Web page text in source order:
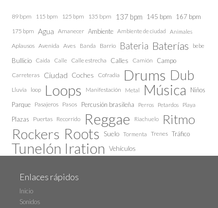
89 bpm 115 bpm 125 bpm 135 bpm 137 bpm 145 bpm 167 bpm
175 bpm Agua Amanecer Ambiente Ambiente de ciudad Animales
Aplausos Avenida Aves Banda Barrio Bateria Baterías bebe
Bullicio Caida Calle Calle estrecha Calles Camión Campo
Carreteras Ciudad Coches Cofradía Drums Dub
Lluvia loop Loops Manifestación Metal Música
Niños
Parque Pasajeros Pasos Percusión brasileña Perros Petardos Playa
Plazas Puertas Recorrido Reggae Riachuelo Ritmo
Rockers Roots Suelo Tormenta Trenes Tráfico
Tunelón Iration Vehículos
Enlaces rápidos
Inicio
Sonidos